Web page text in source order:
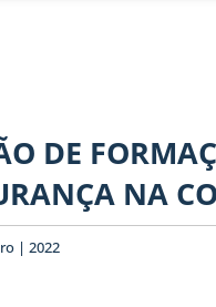
DE
NA
| 2022